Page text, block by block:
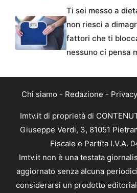
Ti sei messo a
non riesci a
fattori che ti
nessuno ci pensa
Chi siamo - Redazione -
Imtv.it di proprietà di
Giuseppe Verdi, 3, 81051
Fiscale e Partita I.V.A.
Imtv.it non è una testata
aggiornato senza alcuna
considerarsi un prodotto